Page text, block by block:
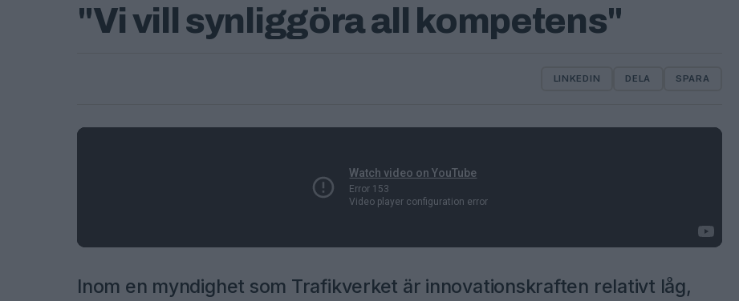
"Vi vill synliggöra all kompetens"
LINKEDIN DELA SPARA
Inom en myndighet som Trafikverket är innovationskraften relativt låg,